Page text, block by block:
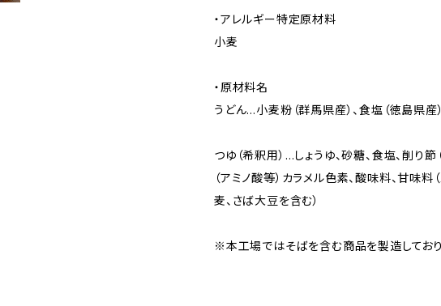
・アレルギー特定原材料
小麦
・原材料名
うどん…小麦粉（群馬県産）、食塩（徳島県産）
つゆ（希釈用）…しょうゆ、砂糖、食塩、削り
（アミノ酸等）カラメル色素、酸味料、甘味料
麦、さば大豆を含む）
※本工場ではそばを含む商品を製造しており